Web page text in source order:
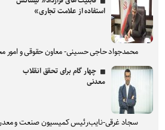
استفاده از علامت تجاری»
محمدجواد حاجی حسینی- معاون حقوقی و
چهار گام برای تحقق انقلاب
معدنی
سجاد غرقی-نایب‌رئیس کمیسیون صنعت و معدن